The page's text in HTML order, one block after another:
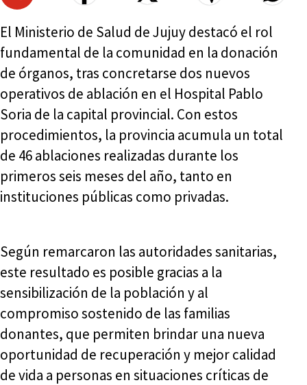
El Ministerio de Salud de Jujuy destacó el rol
fundamental de la comunidad en la donación
de órganos, tras concretarse dos nuevos
operativos de ablación en el Hospital Pablo
Soria de la capital provincial. Con estos
procedimientos, la provincia acumula un total
de 46 ablaciones realizadas durante los
primeros seis meses del año, tanto en
instituciones públicas como privadas.
Según remarcaron las autoridades sanitarias,
este resultado es posible gracias a la
sensibilización de la población y al
compromiso sostenido de las familias
donantes, que permiten brindar una nueva
oportunidad de recuperación y mejor calidad
de vida a personas en situaciones críticas de